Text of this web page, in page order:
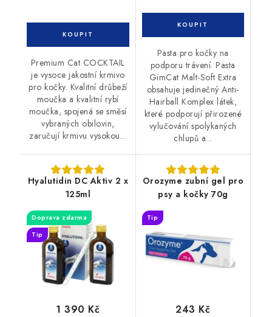
Premium Cat COCKTAIL
je vysoce jakostní krmivo
pro kočky. Kvalitní drůbeží
moučka a kvalitní rybí
moučka, spojená se směsí
vybraných obilovin,
zaručují krmivu vysokou...
Pasta pro kočky na
podporu trávení. Pasta
GimCat Malt-Soft Extra
obsahuje jedinečný Anti-
Hairball Komplex látek,
které podporují přirozené
vylučování spolykaných
chlupů a...
Hyalutidin DC Aktiv 2 x
125ml
Doprava zdarma
Tip
1 390 Kč
Orozyme zubní gel pro
psy a kočky 70g
Tip
243 Kč